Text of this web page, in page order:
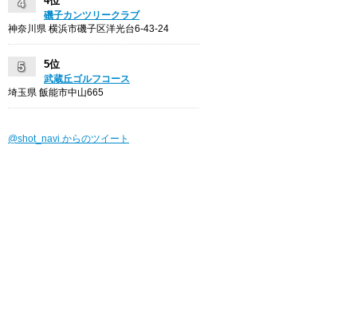
磯子カンツリークラブ
神奈川県 横浜市磯子区洋光台6-43-24
5位
武蔵丘ゴルフコース
埼玉県 飯能市中山665
@shot_navi からのツイート